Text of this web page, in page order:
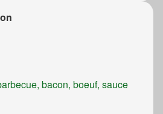
bacon, boeuf, sauce